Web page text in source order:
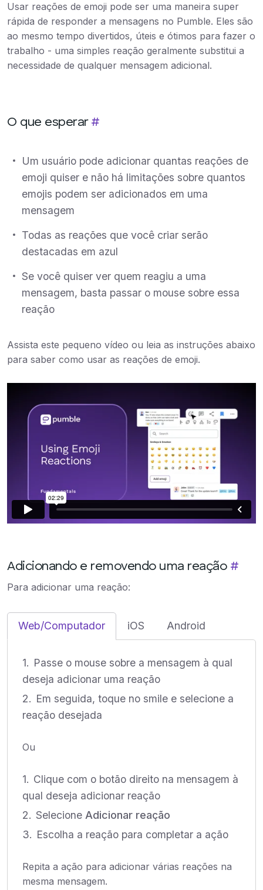
Usar reações de emoji pode ser uma maneira super
rápida de responder a mensagens no Pumble. Eles são
ao mesmo tempo divertidos, úteis e ótimos para fazer o
trabalho - uma simples reação geralmente substitui a
necessidade de qualquer mensagem adicional.
O que esperar #
Um usuário pode adicionar quantas reações de
emoji quiser e não há limitações sobre quantos
emojis podem ser adicionados em uma
mensagem
Todas as reações que você criar serão
destacadas em azul
Se você quiser ver quem reagiu a uma
mensagem, basta passar o mouse sobre essa
reação
Assista este pequeno vídeo ou leia as instruções abaixo
para saber como usar as reações de emoji.
Adicionando e removendo uma reação #
Para adicionar uma reação:
Web/Computador iOS Android
Passe o mouse sobre a mensagem à qual
deseja adicionar uma reação
Em seguida, toque no smile e selecione a
reação desejada
Ou
Clique com o botão direito na mensagem à
qual deseja adicionar reação
Selecione Adicionar reação
Escolha a reação para completar a ação
Repita a ação para adicionar várias reações na
mesma mensagem.